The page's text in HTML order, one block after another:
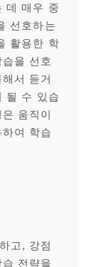
데 매우 중
선호하는
활용한 학
을 선호
서 듣거
될 수 있습
움직이
여 학습
고, 강점
전략을